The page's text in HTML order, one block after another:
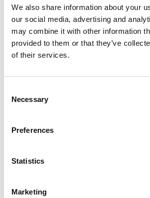
We also share information about your
our social media, advertising and
may combine it with other information
provided to them or that they’ve
of their services.
Selection
Necessary
Preferences
Statistics
Marketing